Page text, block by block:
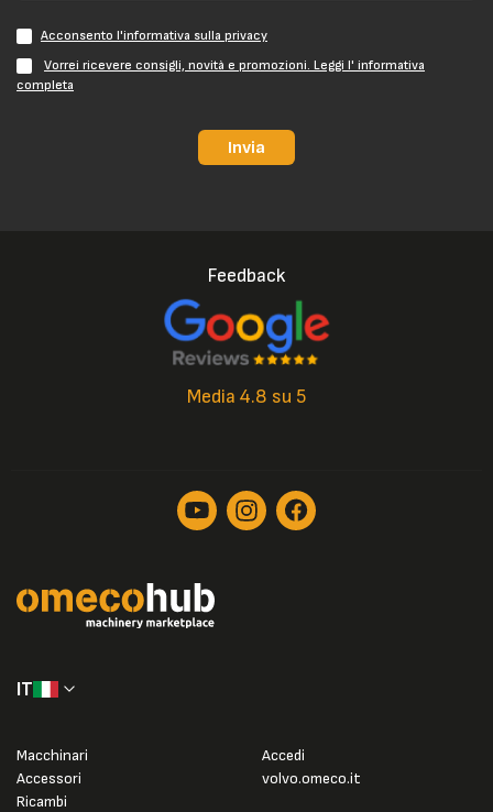
Acconsento l'informativa sulla privacy
Vorrei ricevere consigli, novità e promozioni. Leggi l' informativa
completa
Invia
Feedback
Media 4.8 su 5
IT
Macchinari
Accessori
Ricambi
Accedi
volvo.omeco.it